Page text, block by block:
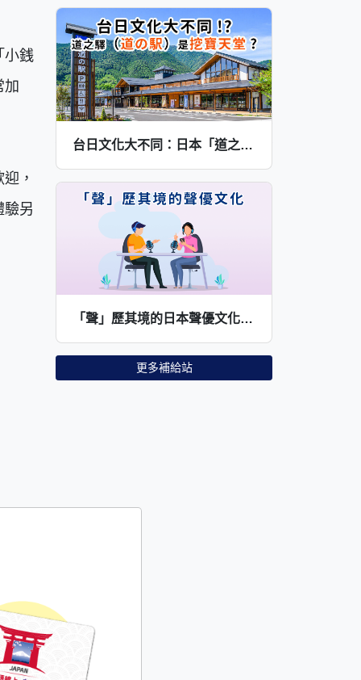
小銭
加
，
驗另
台日文化大不同：日本「道之驛（道の駅）」不是休息站，而是挖寶天堂！？
「聲」歷其境的日本聲優文化，一起認識配音藏鏡人
更多補給站